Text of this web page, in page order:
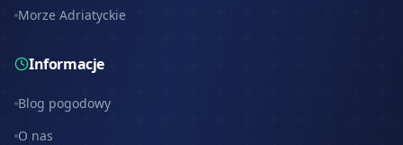
Morze Adriatyckie
Informacje
Blog pogodowy
O nas